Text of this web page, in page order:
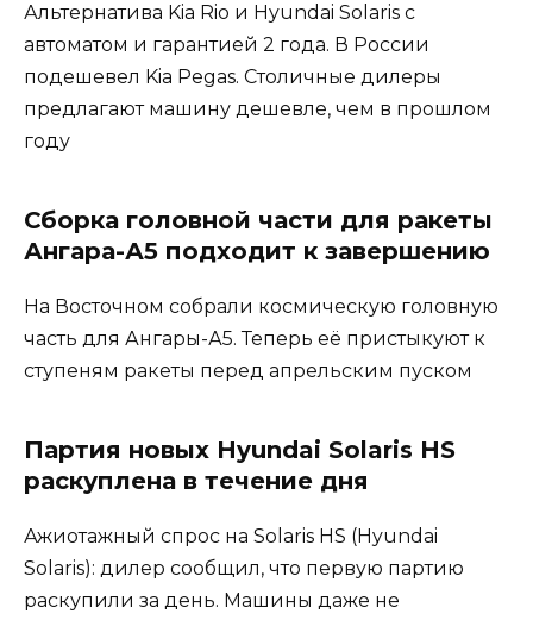
Альтернатива Kia Rio и Hyundai Solaris с
автоматом и гарантией 2 года. В России
подешевел Kia Pegas. Столичные дилеры
предлагают машину дешевле, чем в прошлом
году
Сборка головной части для ракеты
Ангара-А5 подходит к завершению
На Восточном собрали космическую головную
часть для Ангары-А5. Теперь её пристыкуют к
ступеням ракеты перед апрельским пуском
Партия новых Hyundai Solaris HS
раскуплена в течение дня
Ажиотажный спрос на Solaris HS (Hyundai
Solaris): дилер сообщил, что первую партию
раскупили за день. Машины даже не